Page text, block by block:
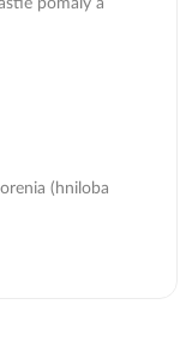
pomaly a
(hniloba